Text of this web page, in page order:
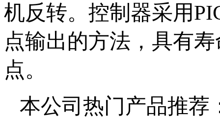
机反转。控制器采
点输出的方法，具有
点。
本公司热门产品推荐